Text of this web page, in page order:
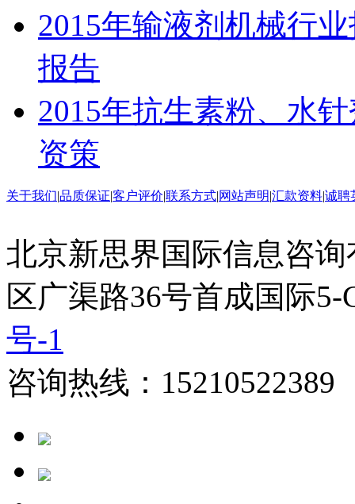
2015年输液剂机械行
报告
2015年抗生素粉、水
资策
关于我们|品质保证|客户评价|联系方式|网站声明|汇款资料|诚聘
北京新思界国际信息咨
区广渠路36号首成国际
号-1
咨询热线：